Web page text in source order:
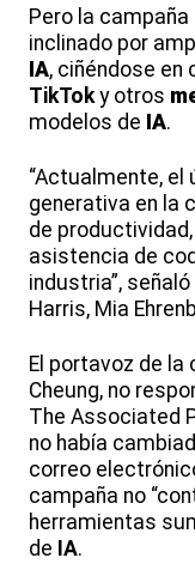
Pero la campaña
inclinado por
IA, ciñéndose en
TikTok y otros
modelos de IA.
“Actualmente, el
generativa en la
de
asistencia de
industria”,
Harris, Mia
El portavoz de la
Cheung, no
The Associated
no había
correo
campaña no
herramientas
de IA.